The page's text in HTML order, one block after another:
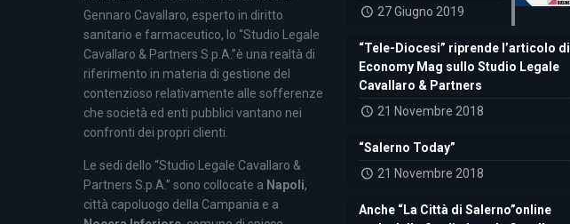
Gennaro Cavallaro, esperto in diritto
sanitario e farmaceutico, lo “Studio Legale
Cavallaro & Partners S.p.A.”è una realtà di
riferimento in materia di gestione del
contenzioso relativamente alle sofferenze
che società ed enti pubblici vantano nei
confronti dei propri clienti.
Le sedi dello “Studio Legale Cavallaro &
Partners S.p.A.” sono collocate a Napoli,
città capoluogo della Campania e a
27 Giugno 2019
“Tele-Diocesi” riprende l’articolo di
Economy Mag sullo Studio Legale
Cavallaro & Partners
21 Novembre 2018
“Salerno Today”
21 Novembre 2018
Anche “La Città di Salerno”online